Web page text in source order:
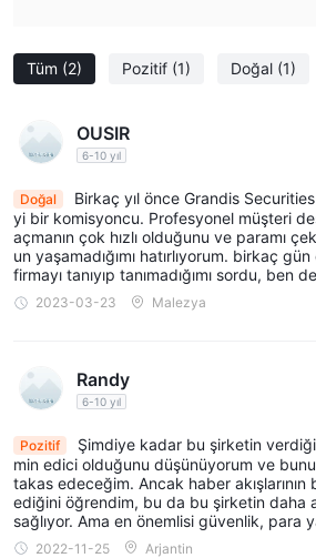
Tüm (2) Pozitif (1) Doğal (1)
OUSIR
6-10 yıl
Doğal
Birkaç yıl önce Grandis
yi bir komisyoncu. Profesyonel müşteri
açmanın çok hızlı olduğunu ve paramı
un yaşamadığımı hatırlıyorum. birkaç
firmayı tanıyıp tanımadığımı sordu, ben
im. Bu şirketle yıllardır iletişim kurmadım,
2023-03-23 Malezya
Randy
6-10 yıl
Pozitif
Şimdiye kadar bu şirketin
min edici olduğunu düşünüyorum ve
takas edeceğim. Ancak haber akışlarının
ediğini öğrendim, bu da bu şirketin daha
sağlıyor. Ama en önemlisi güvenlik, para
erim şu anda normal.
2022-11-25 Arjantin